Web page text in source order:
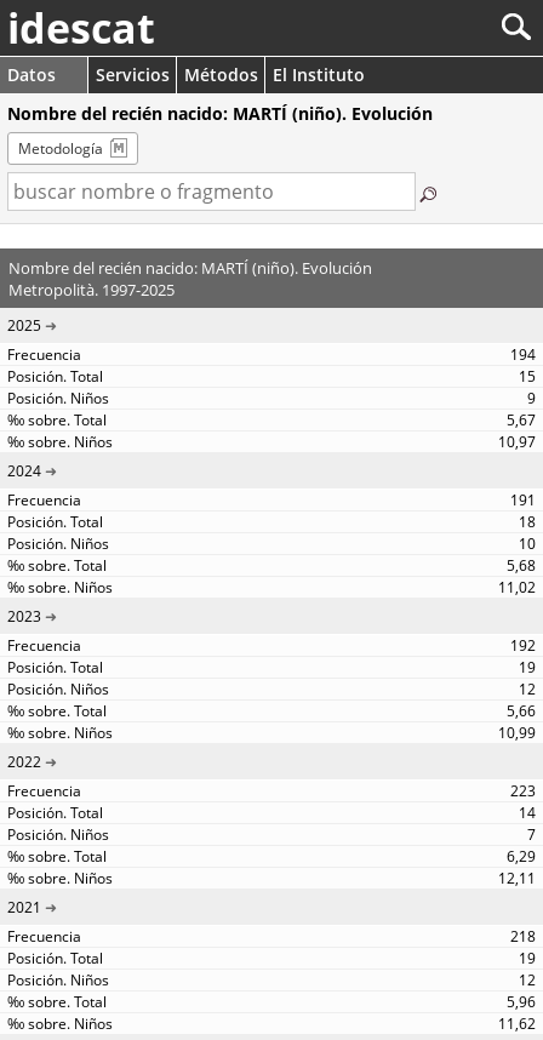
idescat
Datos Servicios Métodos
El Instituto
Nombre del recién nacido: MARTÍ (niño). Evolución
Metodología
Nombre del recién nacido: MARTÍ (niño). Evolución
Metropolità. 1997-2025
2025
194
15
9
5,67
10,97
2024
191
18
10
5,68
11,02
2023
192
19
12
5,66
10,99
2022
223
14
7
6,29
12,11
2021
218
19
12
5,96
11,62